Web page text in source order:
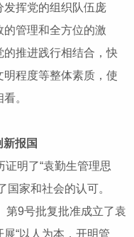
挥党的组织队伍庞
管理和全方位的激
推进践行相结合，快
程度等整体素质，使
。
报国
明了“袁勤生管理思
国家和社会的认可。
第9号批复批准成立了袁
“以人为本，开明管